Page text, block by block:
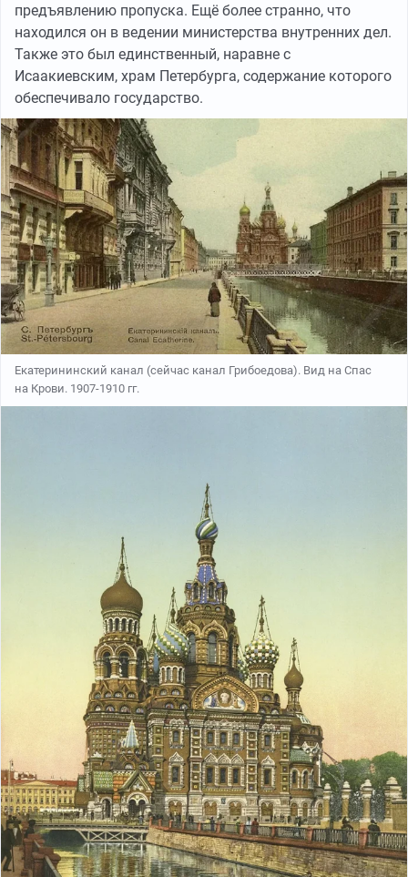
предъявлению пропуска. Ещё более странно, что
находился он в ведении министерства внутренних дел.
Также это был единственный, наравне с
Исаакиевским, храм Петербурга, содержание которого
обеспечивало государство.
Екатерининский канал (сейчас канал Грибоедова). Вид на Спас
на Крови. 1907-1910 гг.